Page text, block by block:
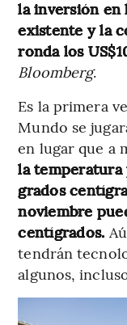
la inversión en
existente y la
ronda los
Bloomberg.
Es la primera
Mundo se
en lugar que a
la temperatura
grados
noviembre
centígrados.
tendrán
algunos,